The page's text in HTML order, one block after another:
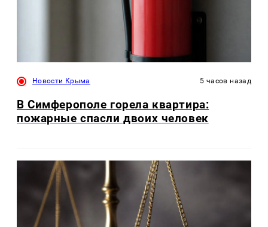
Новости Крыма 5 часов назад
В Симферополе горела квартира:
пожарные спасли двоих человек